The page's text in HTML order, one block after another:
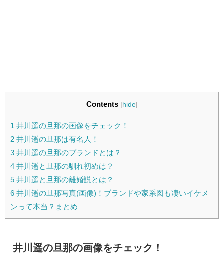
Contents [hide]
1 井川遥の旦那の画像をチェック！
2 井川遥の旦那は有名人！
3 井川遥の旦那のブランドとは？
4 井川遥と旦那の馴れ初めは？
5 井川遥と旦那の離婚説とは？
6 井川遥の旦那写真(画像)！ブランドや家系図も凄いイケメ
ンって本当？まとめ
井川遥の旦那の画像をチェック！